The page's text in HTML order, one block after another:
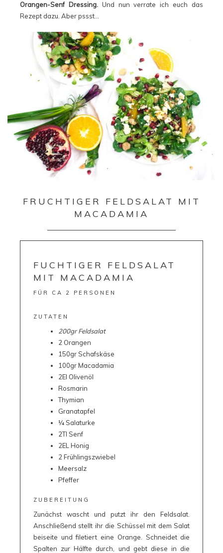
Orangen-Senf Dressing. Und nun verrate ich euch das
Rezept dazu. Aber pssst…
FRUCHTIGER FELDSALAT MIT
MACADAMIA
FUCHTIGER FELDSALAT
MIT MACADAMIA
FÜR CA 2 PERSONEN
ZUTATEN
200gr Feldsalat
2 Orangen
150gr Schafskäse
100gr Macadamia
2El Olivenöl
Rosmarin
Thymian
Granatapfel
¼ Salaturke
2Tl Senf
2EL Honig
2 Frühlingszwiebel
Meersalz
Pfeffer
ZUBEREITUNG
Zunächst wascht und putzt ihr den Feldsalat.
Anschließend stellt ihr die Schüssel mit dem Salat
beiseite und filetiert eine Orange. Schneidet die
Spalten zur Hälfte durch, und gebt diese in die